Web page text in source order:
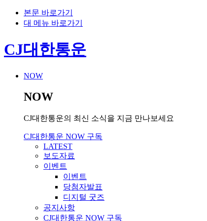
본문 바로가기
대 메뉴 바로가기
CJ대한통운
NOW
NOW
CJ대한통운의 최신 소식을 지금 만나보세요
CJ대한통운 NOW 구독
LATEST
보도자료
이벤트
이벤트
당첨자발표
디지털 굿즈
공지사항
CJ대한통운 NOW 구독